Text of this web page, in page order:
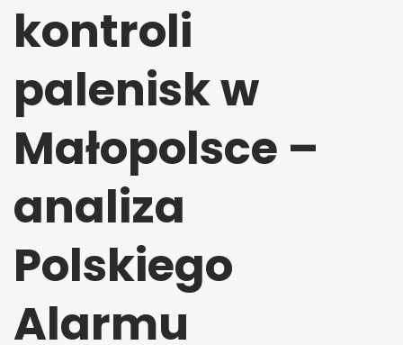
kontroli
palenisk w
Małopolsce –
analiza
Polskiego
Alarmu